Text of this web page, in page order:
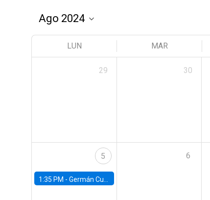
LUN MAR
29 30
5
1:35 PM - Germán Cubas, University of Houston
6